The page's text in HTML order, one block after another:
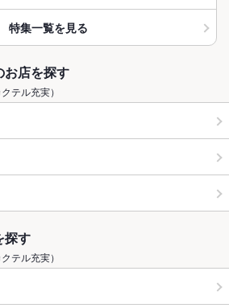
特集一覧を見る
お店を探す
テル充実）
探す
テル充実）